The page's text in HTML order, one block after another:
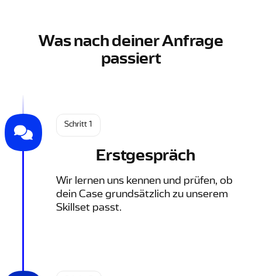
Was nach deiner Anfrage
passiert
Schritt 1
Erstgespräch
Wir lernen uns kennen und prüfen, ob
dein Case grundsätzlich zu unserem
Skillset passt.